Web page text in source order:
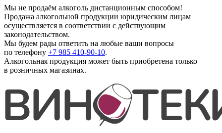
Мы не продаём алкоголь дистанционным способом!
Продажа алкогольной продукции юридическим лицам
осуществляется в соответствии с действующим
законодательством.
Мы будем рады ответить на любые ваши вопросы
по телефону +7 985 410-90-10.
Алкогольная продукция может быть приобретена только
в розничных магазинах.